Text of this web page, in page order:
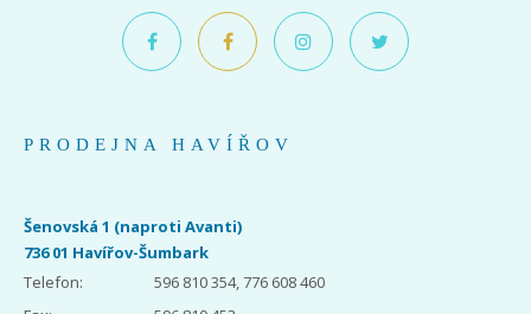
PRODEJNA HAVÍŘOV
Šenovská 1 (naproti Avanti)
736 01 Havířov-Šumbark
Telefon:
596 810 354, 776 608 460